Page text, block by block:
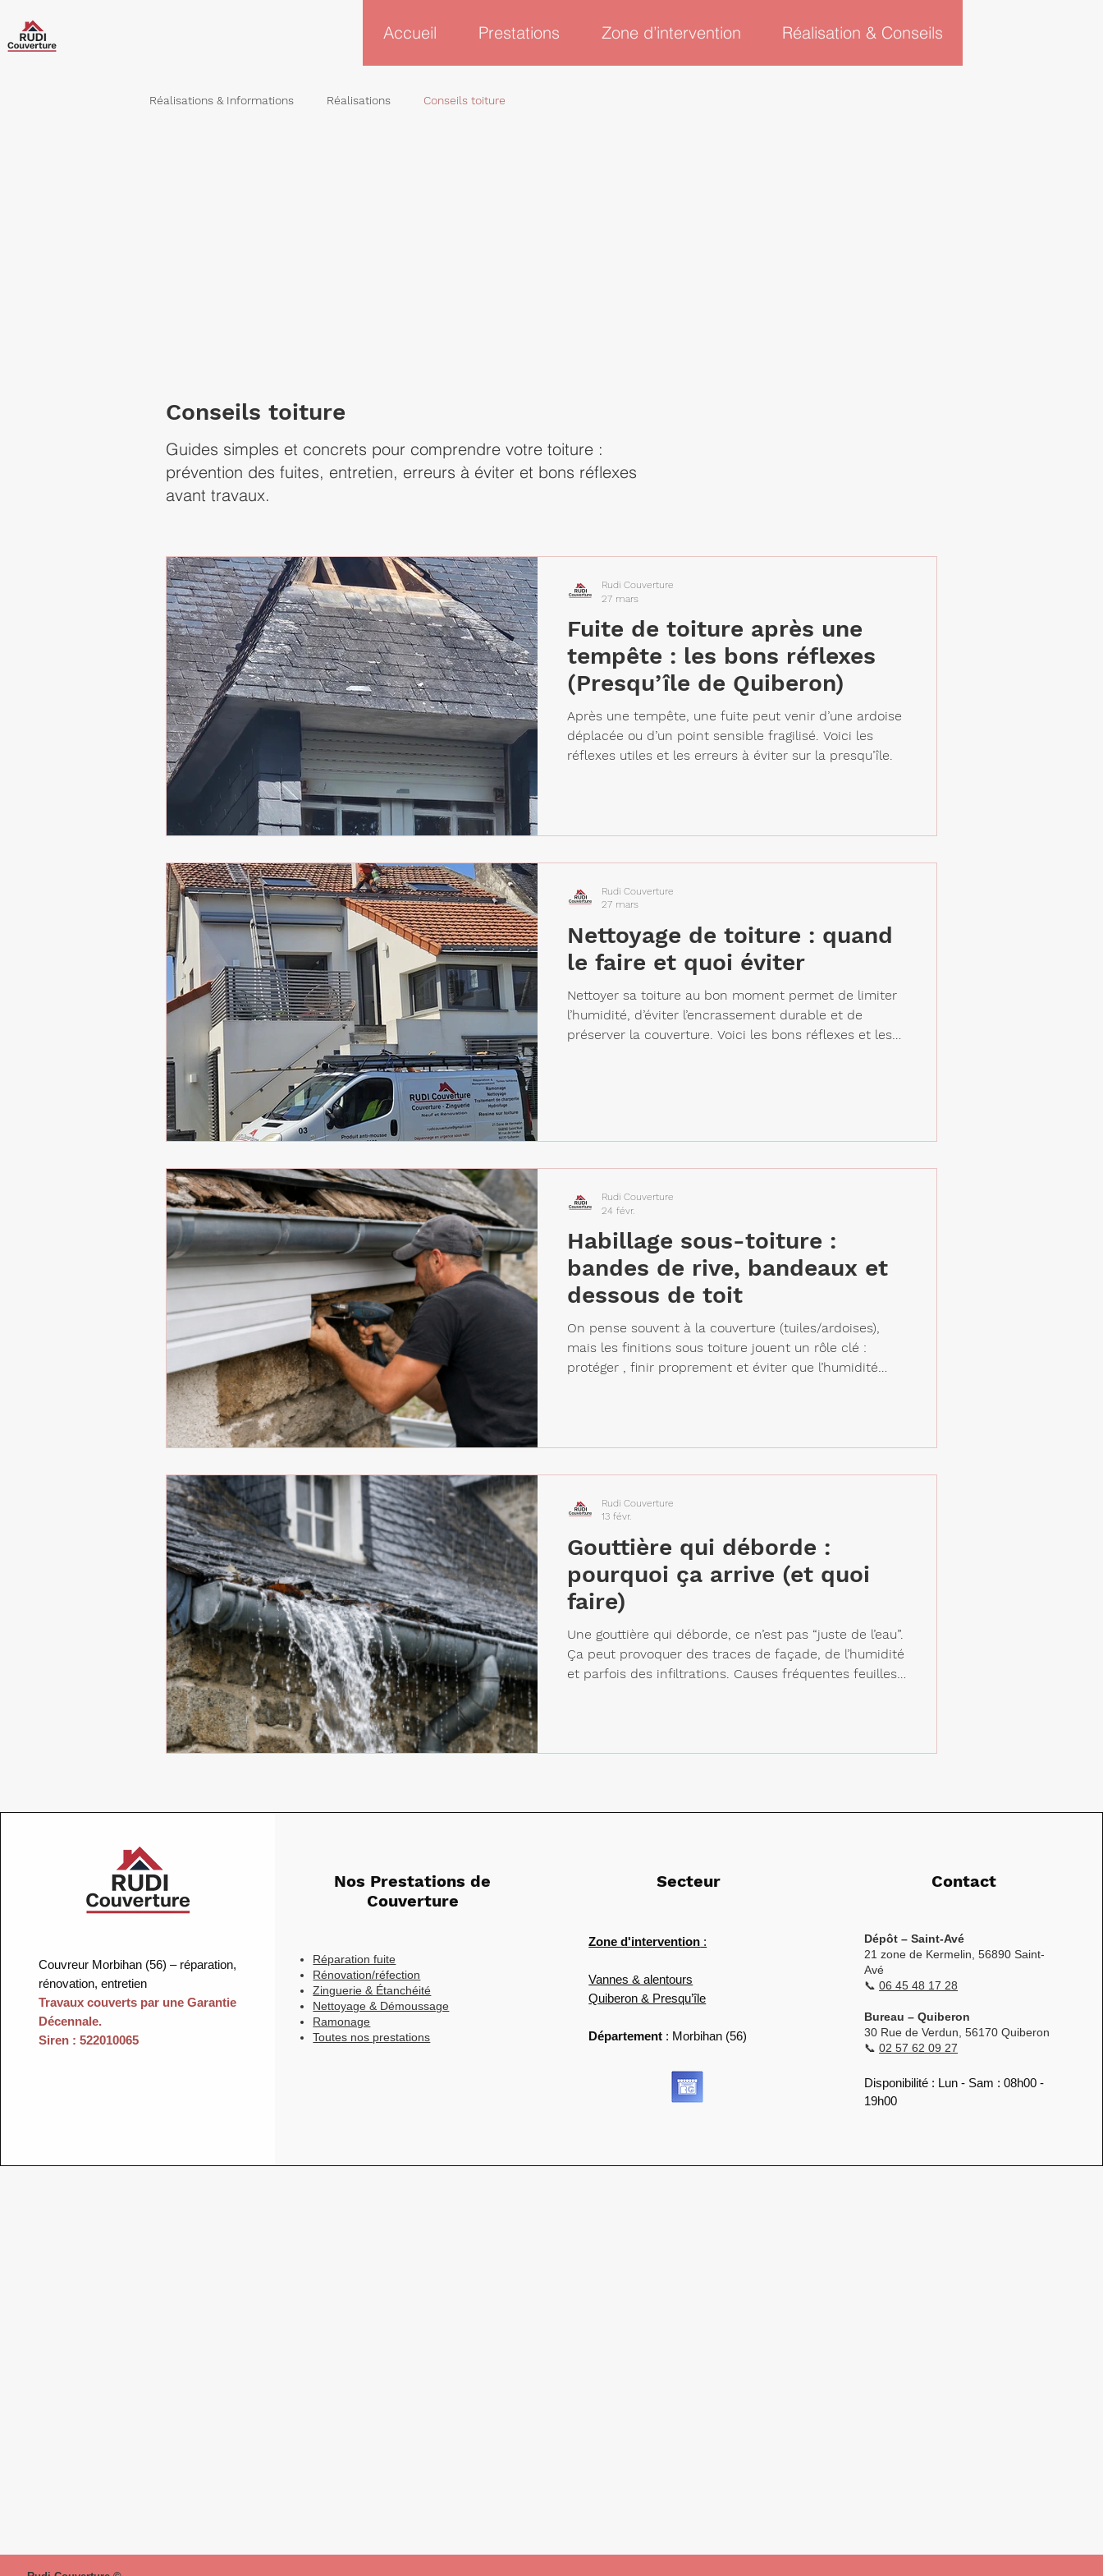
Accueil Prestations Zone d’intervention Réalisation & Conseils
Réalisations & Informations Réalisations Conseils toiture
Conseils toiture
Guides simples et concrets pour comprendre votre toiture :
prévention des fuites, entretien, erreurs à éviter et bons réflexes
avant travaux.
Fuite de toiture après une
tempête : les bons réflexes
(Presqu’île de Quiberon)
Après une tempête, une fuite peut venir d’une ardoise
déplacée ou d’un point sensible fragilisé. Voici les
réflexes utiles et les erreurs à éviter sur la presqu’île.
Rudi Couverture
27 mars
Nettoyage de toiture : quand
le faire et quoi éviter
Nettoyer sa toiture au bon moment permet de limiter
l’humidité, d’éviter l’encrassement durable et de
préserver la couverture. Voici les bons réflexes et les
Rudi Couverture
27 mars
Habillage sous-toiture :
bandes de rive, bandeaux et
dessous de toit
On pense souvent à la couverture (tuiles/ardoises),
mais les finitions sous toiture jouent un rôle clé :
protéger , finir proprement et éviter que l’humidité
pluie. Bandeaux : éléments visibles en façade, qui
Rudi Couverture
24 févr.
Gouttière qui déborde :
pourquoi ça arrive (et quoi
faire)
Une gouttière qui déborde, ce n’est pas “juste de l’eau”.
Ça peut provoquer des traces de façade, de l’humidité
et parfois des infiltrations. Causes fréquentes feuilles /
risques si on laisse traîner ruissellement sur façade,
Rudi Couverture
13 févr.
Couvreur Morbihan (56) – réparation,
rénovation, entretien
Travaux couverts par une Garantie
Décennale.
Siren : 522010065
Nos Prestations de
Couverture
Réparation fuite
Rénovation/réfection
Zinguerie & Étanchéité
Nettoyage & Démoussage
Ramonage
Toutes nos prestations
Secteur
Zone d'intervention :
Vannes & alentours
Quiberon & Presqu’île
Département : Morbihan (56)
Contact
Dépôt – Saint-Avé
21 zone de Kermelin, 56890 Saint-
Avé
📞06 45 48 17 28
Bureau – Quiberon
30 Rue de Verdun, 56170 Quiberon
📞02 57 62 09 27
Disponibilité : Lun - Sam : 08h00 -
19h00